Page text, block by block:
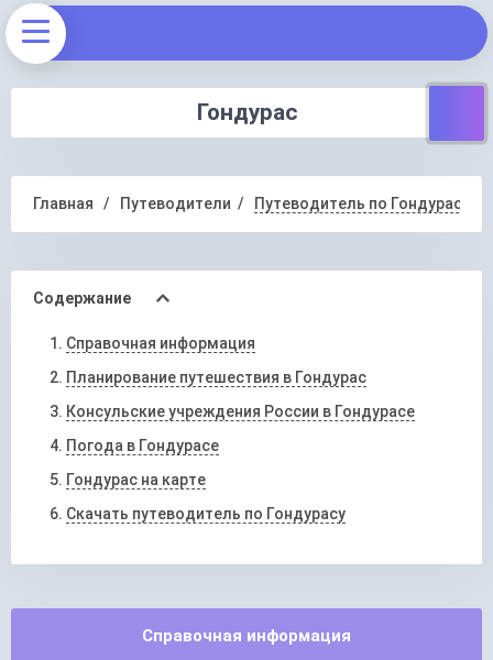
Гондурас
Главная Путеводители Путеводитель по Гондурасу
Содержание
Справочная информация
Планирование путешествия в Гондурас
Консульские учреждения России в Гондурасе
Погода в Гондурасе
Гондурас на карте
Скачать путеводитель по Гондурасу
Справочная информация